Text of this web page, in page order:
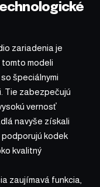
zariadenia je
tomto modeli
špeciálnymi
Tie zabezpečujú
vernosť
navyše získali
kodek
kvalitný
zaujímavá funkcia,